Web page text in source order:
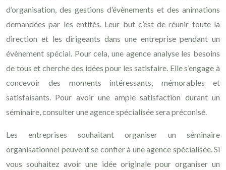
d’organisation, des gestions d’évènements et des animations
demandées par les entités. Leur but c’est de réunir toute la
direction et les dirigeants dans une entreprise pendant un
évènement spécial. Pour cela, une agence analyse les besoins
de tous et cherche des idées pour les satisfaire. Elle s’engage à
concevoir des moments intéressants, mémorables et
satisfaisants. Pour avoir une ample satisfaction durant un
séminaire, consulter une agence spécialisée sera préconisé.
Les entreprises souhaitant organiser un séminaire
organisationnel peuvent se confier à une agence spécialisée. Si
vous souhaitez avoir une idée originale pour organiser un